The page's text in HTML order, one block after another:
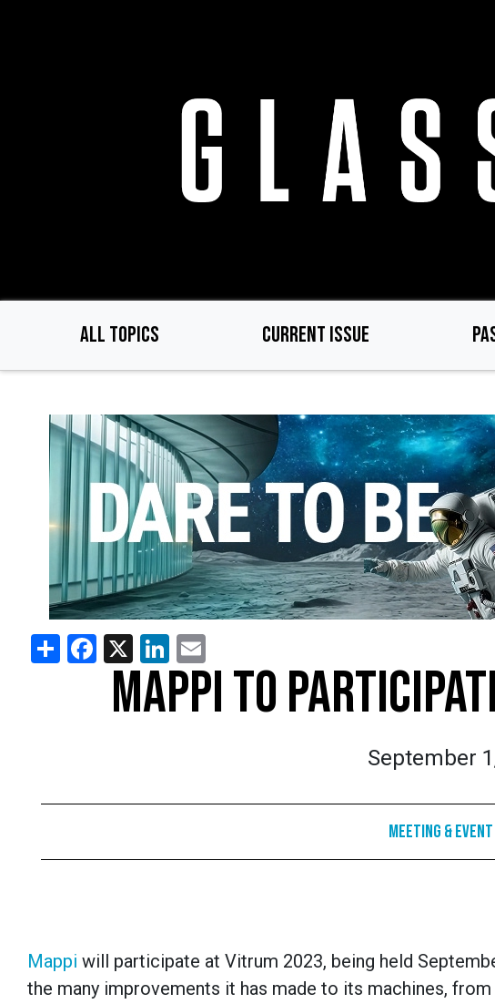
ALL TOPICS CURRENT ISSUE
ShareFacebook
X LinkedIn
MAPPI TO
September
Meeting & Event
Mappi will participate at Vitrum 2023, being held
the many improvements it has made to its machines,